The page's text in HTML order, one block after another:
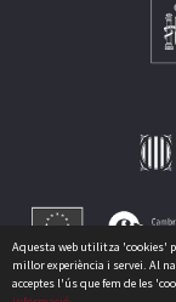
Aquesta web utilitza 'cookies'
millor experiència i servei. Al
acceptes l'ús que fem de les